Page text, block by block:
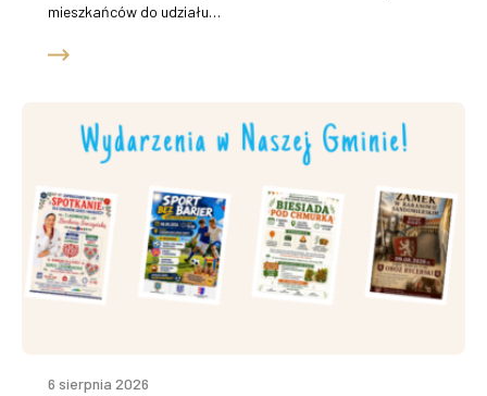
mieszkańców do udziału…
6 sierpnia 2026